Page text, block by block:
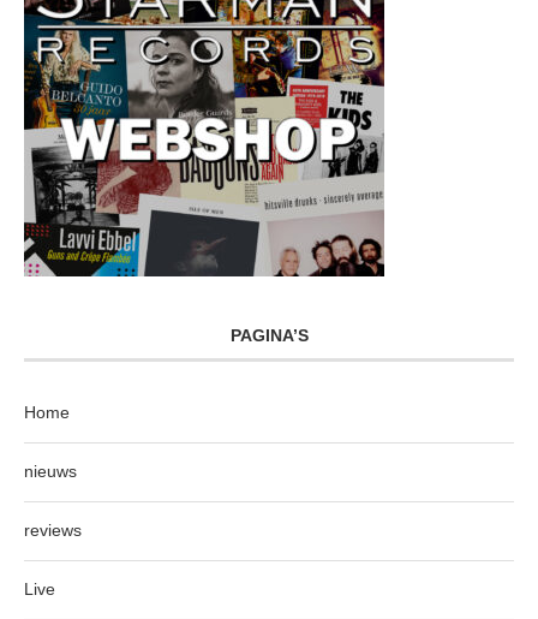
PAGINA’S
Home
nieuws
reviews
Live